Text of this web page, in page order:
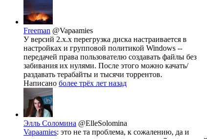
Freeman @Vapaamies
У версий 2.x.x перегрузка диска настраивается в
настройках и групповой политикой Windows --
передачей права пользователю создавать файлы без
забивания их нулями. После этого можно качать/
раздавать терабайты и тысячи торрентов.
Написано более трёх лет назад
Элль Соломина @ElleSolomina
Vapaamies: это не та проблема, к сожалению, да и